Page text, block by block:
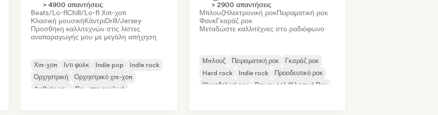
> 4900 απαντήσεις
Beats/Lo-fiChill/Lo-fi Χιπ-χοπ
Κλασική μουσικήΚάντριDrill/Jersey
Προσθήκη καλλιτεχνών στις λίστες
αναπαραγωγής μου με μεγάλη απήχηση
Χιπ-χοπ Ιντι φολκ Indie pop
Indie rock
Ορχηστρική
Ορχηστρικό χιπ-χοπ
Διεθνές ραπ
Ραπ στα αγγλικά
> 2900 απαντήσεις
ΜπλουζΗλεκτρονική ροκΠειραματική ροκ
ΦανκΓκαράζ ροκ
Μεταδώστε καλλιτέχνες στο ραδιόφωνο
Μπλουζ Πειραματική ροκ
Γκαράζ ροκ
Hard rock
Indie rock
Προοδευτικό ροκ
Ψυχεδελικό ροκ
Ροκ εν ρολ/Κλασικό Ροκ